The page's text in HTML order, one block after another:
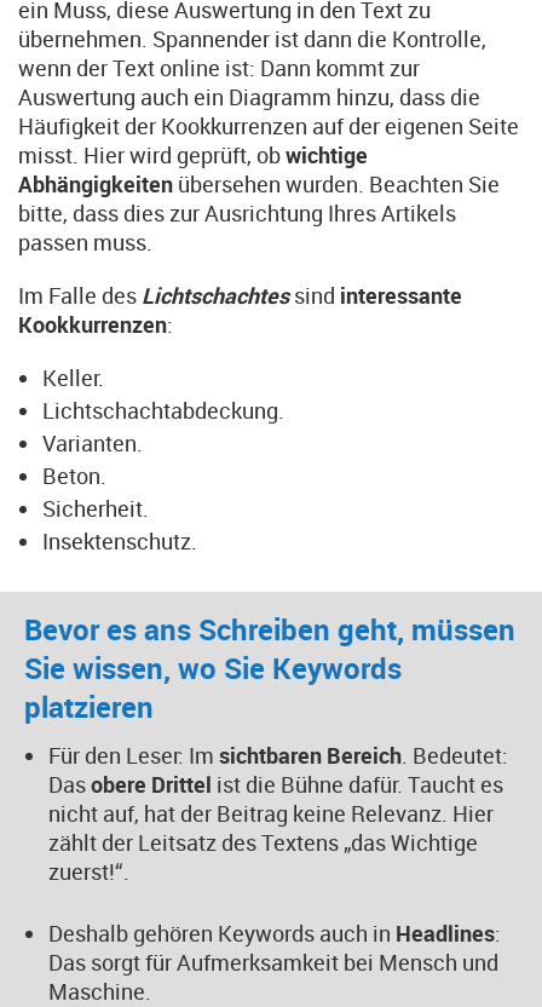
ein Muss, diese Auswertung in den Text zu
übernehmen. Spannender ist dann die Kontrolle,
wenn der Text online ist: Dann kommt zur
Auswertung auch ein Diagramm hinzu, dass die
Häufigkeit der Kookkurrenzen auf der eigenen Seite
misst. Hier wird geprüft, obwichtige
Abhängigkeiten übersehen wurden. Beachten Sie
bitte, dass dies zur Ausrichtung Ihres Artikels
passen muss.
Im Falle des Lichtschachtessind interessante
Kookkurrenzen:
Keller.
Lichtschachtabdeckung.
Varianten.
Beton.
Sicherheit.
Insektenschutz.
Bevor es ans Schreiben geht, müssen
Sie wissen, wo Sie Keywords
platzieren
Für den Leser: Im sichtbaren Bereich. Bedeutet:
Dasobere Drittel ist die Bühne dafür. Taucht es
nicht auf, hat der Beitrag keine Relevanz. Hier
zählt der Leitsatz des Textens „das Wichtige
zuerst!“.
Deshalb gehören Keywords auch in Headlines:
Das sorgt für Aufmerksamkeit bei Mensch und
Maschine.